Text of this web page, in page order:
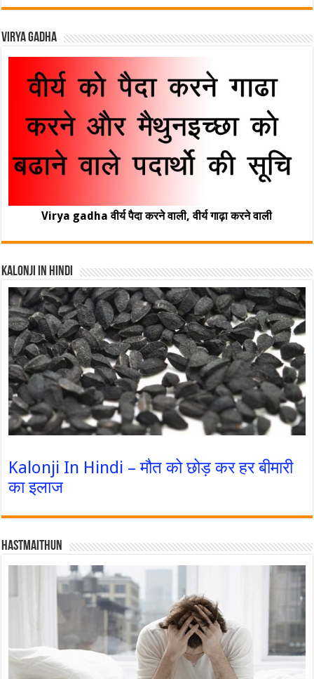
Virya Gadha
Virya gadha वीर्य पैदा करने वाली, वीर्य गाढ़ा करने वाली
Kalonji In Hindi
Kalonji In Hindi – मौत को छोड़ कर हर बीमारी
का इलाज
Hastmaithun